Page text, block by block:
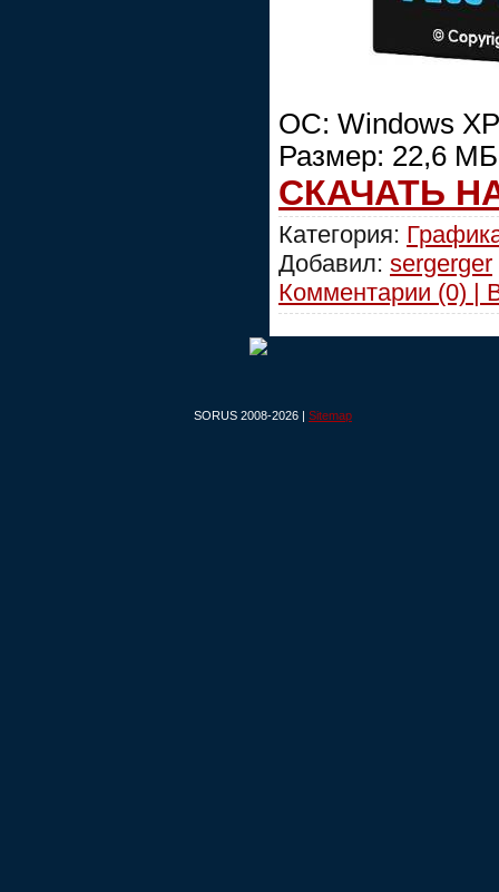
OC: Windows
Размер: 22,6 МБ
СКАЧАТЬ
Категория:
Добавил: sergerger
Комментарии (0) |
SORUS 2008-2026 | Sitemap